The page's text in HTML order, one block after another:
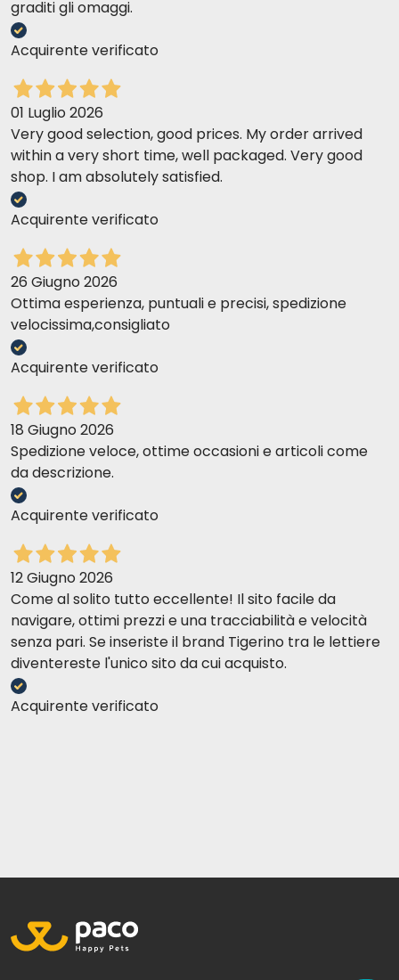
graditi gli omaggi.
Acquirente verificato
01 Luglio 2026
Very good selection, good prices. My order arrived
within a very short time, well packaged. Very good
shop. I am absolutely satisfied.
Acquirente verificato
26 Giugno 2026
Ottima esperienza, puntuali e precisi, spedizione
velocissima,consigliato
Acquirente verificato
18 Giugno 2026
Spedizione veloce, ottime occasioni e articoli come
da descrizione.
Acquirente verificato
12 Giugno 2026
Come al solito tutto eccellente! Il sito facile da
navigare, ottimi prezzi e una tracciabilità e velocità
senza pari. Se inseriste il brand Tigerino tra le lettiere
diventereste l'unico sito da cui acquisto.
Acquirente verificato